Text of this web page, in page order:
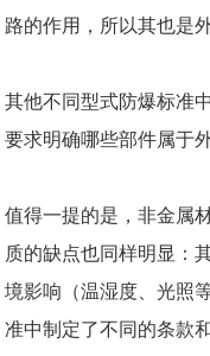
路的作用，所以其也是
其他不同型式防爆标准
要求明确哪些部件属于外
值得一提的是，非金属
质的缺点也同样明显：
境影响（温湿度、光照
准中制定了不同的条款